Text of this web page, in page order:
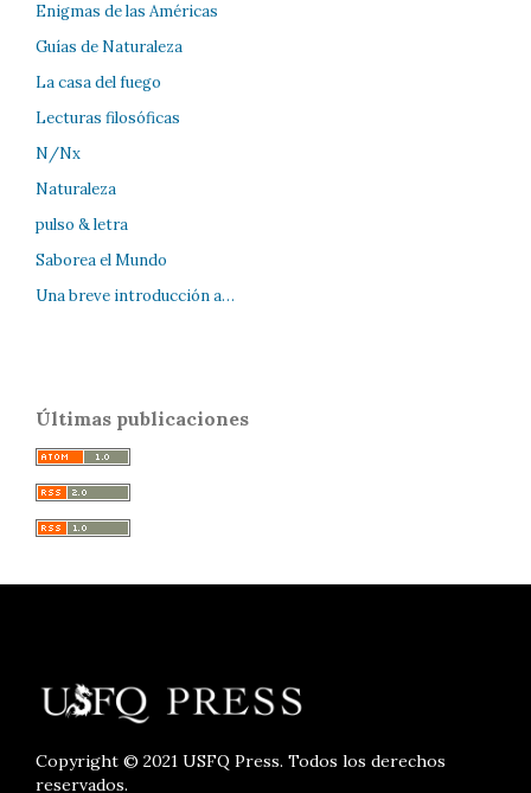
Enigmas de las Américas
Guías de Naturaleza
La casa del fuego
Lecturas filosóficas
N/Nx
Naturaleza
pulso & letra
Saborea el Mundo
Una breve introducción a…
Últimas publicaciones
Copyright © 2021 USFQ Press. Todos los derechos
reservados.